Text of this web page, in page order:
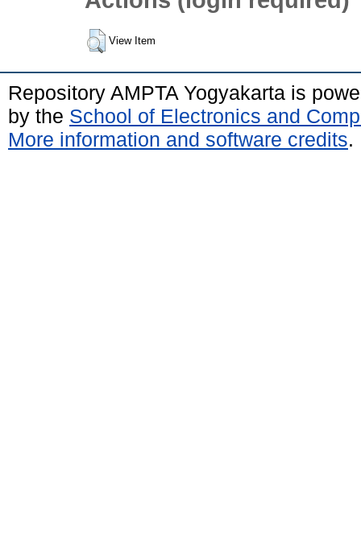
View Item
Repository AMPTA Yogyakarta is
by the School of Electronics and
More information and software credits.